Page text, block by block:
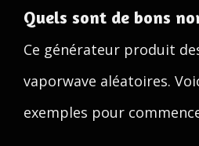
Quels sont de bons
Ce générateur produit
vaporwave aléatoires.
exemples pour